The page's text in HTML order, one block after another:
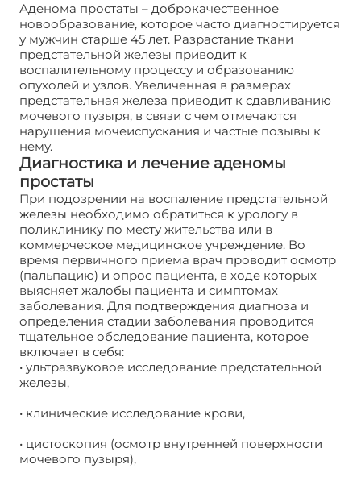
Аденома простаты – доброкачественное
новообразование, которое часто диагностируется
у мужчин старше 45 лет. Разрастание ткани
предстательной железы приводит к
воспалительному процессу и образованию
опухолей и узлов. Увеличенная в размерах
предстательная железа приводит к сдавливанию
мочевого пузыря, в связи с чем отмечаются
нарушения мочеиспускания и частые позывы к
нему.
Диагностика и лечение аденомы
простаты
При подозрении на воспаление предстательной
железы необходимо обратиться к урологу в
поликлинику по месту жительства или в
коммерческое медицинское учреждение. Во
время первичного приема врач проводит осмотр
(пальпацию) и опрос пациента, в ходе которых
выясняет жалобы пациента и симптомах
заболевания. Для подтверждения диагноза и
определения стадии заболевания проводится
тщательное обследование пациента, которое
включает в себя:
• ультразвуковое исследование предстательной
железы,
• клинические исследование крови,
• цистоскопия (осмотр внутренней поверхности
мочевого пузыря),